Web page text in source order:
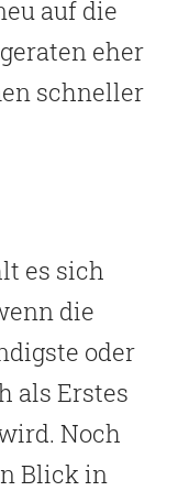
auf die
eher
schneller
es sich
die
oder
als Erstes
Noch
Blick in